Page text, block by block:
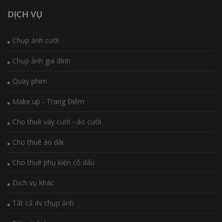
DỊCH VỤ
Chụp ảnh cưới
Chụp ảnh gia đình
Quay phim
Make up - Trang Điểm
Cho thuê váy cưới - áo cưới
Cho thuê áo dài
Cho thuê phụ kiện cô dâu
Dịch vụ khác
Tất cả dv chụp ảnh